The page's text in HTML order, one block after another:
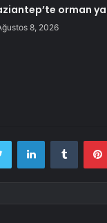
orman
8, 2026
Twitter LinkedInTumblr